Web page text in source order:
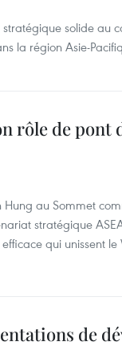
solide au
la région Asie-
rôle de pont
au Sommet
stratégique
qui unissent le
de